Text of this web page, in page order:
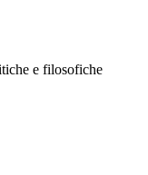
e filosofiche